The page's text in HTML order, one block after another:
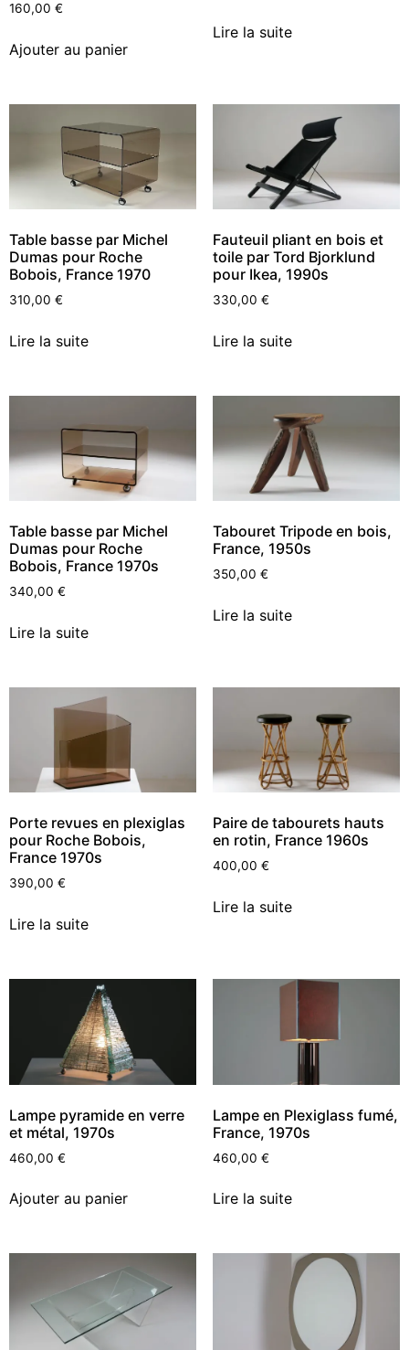
160,00 €
Ajouter au panier
Lire la suite
Table basse par Michel
Dumas pour Roche
Bobois, France 1970
310,00 €
Lire la suite
Fauteuil pliant en bois et
toile par Tord Bjorklund
pour Ikea, 1990s
330,00 €
Lire la suite
Table basse par Michel
Dumas pour Roche
Bobois, France 1970s
340,00 €
Lire la suite
Tabouret Tripode en bois,
France, 1950s
350,00 €
Lire la suite
Porte revues en plexiglas
pour Roche Bobois,
France 1970s
390,00 €
Lire la suite
Paire de tabourets hauts
en rotin, France 1960s
400,00 €
Lire la suite
Lampe pyramide en verre
et métal, 1970s
460,00 €
Ajouter au panier
Lampe en Plexiglass fumé,
France, 1970s
460,00 €
Lire la suite